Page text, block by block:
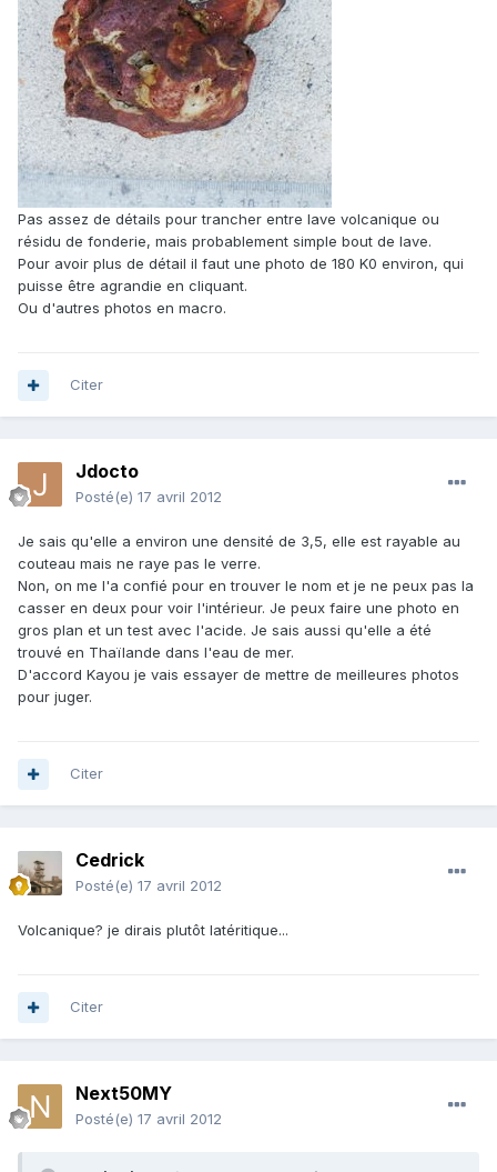
Pas assez de détails pour trancher entre lave volcanique ou
résidu de fonderie, mais probablement simple bout de lave.
Pour avoir plus de détail il faut une photo de 180 K0 environ, qui
puisse être agrandie en cliquant.
Ou d'autres photos en macro.
Citer
Jdocto
Posté(e) 17 avril 2012
Je sais qu'elle a environ une densité de 3,5, elle est rayable au
couteau mais ne raye pas le verre.
Non, on me l'a confié pour en trouver le nom et je ne peux pas la
casser en deux pour voir l'intérieur. Je peux faire une photo en
gros plan et un test avec l'acide. Je sais aussi qu'elle a été
trouvé en Thaïlande dans l'eau de mer.
D'accord Kayou je vais essayer de mettre de meilleures photos
pour juger.
Citer
Cedrick
Posté(e) 17 avril 2012
Volcanique? je dirais plutôt latéritique...
Citer
Next50MY
Posté(e) 17 avril 2012